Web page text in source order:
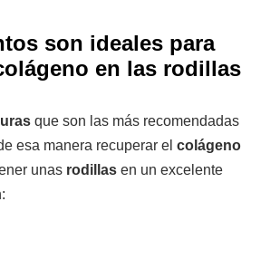
son ideales para
en las rodillas
que son las más recomendadas
esa manera recuperar el colágeno
unas rodillas en un excelente